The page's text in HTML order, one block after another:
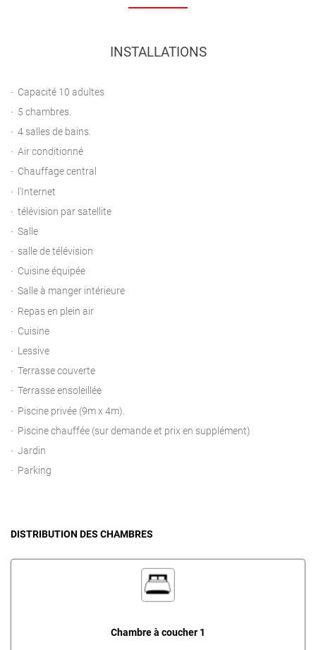
INSTALLATIONS
Capacité 10 adultes
5 chambres.
4 salles de bains.
Air conditionné
Chauffage central
l'Internet
télévision par satellite
Salle
salle de télévision
Cuisine équipée
Salle à manger intérieure
Repas en plein air
Cuisine
Lessive
Terrasse couverte
Terrasse ensoleillée
Piscine privée (9m x 4m).
Piscine chauffée (sur demande et prix en supplément)
Jardin
Parking
DISTRIBUTION DES CHAMBRES
Chambre à coucher 1